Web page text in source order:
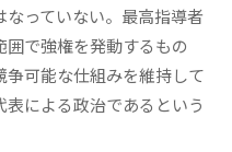
っていない。最高指導者
で強権を発動するもの
可能な仕組みを維持して
による政治であるという